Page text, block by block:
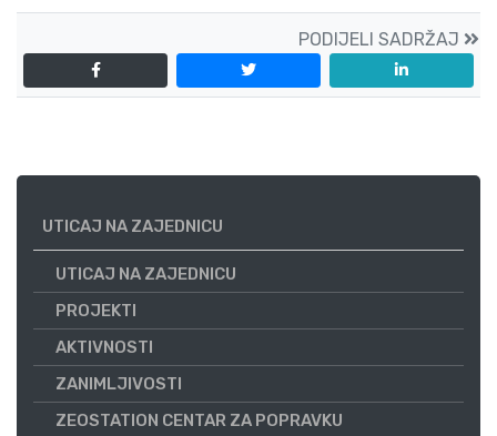
PODIJELI SADRŽAJ
UTICAJ NA ZAJEDNICU
UTICAJ NA ZAJEDNICU
PROJEKTI
AKTIVNOSTI
ZANIMLJIVOSTI
ZEOSTATION CENTAR ZA POPRAVKU